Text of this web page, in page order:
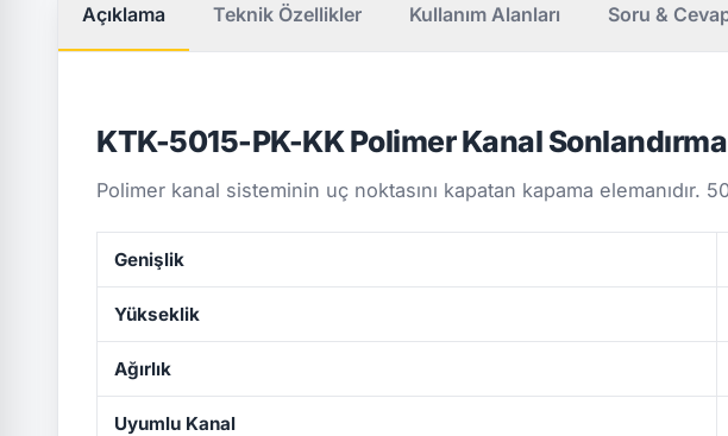
Açıklama Teknik Özellikler Kullanım Alanları Soru &
KTK-5015-PK-KK Polimer Kanal
Polimer kanal sisteminin uç noktasını kapatan kapama elemanıdır.
Genişlik
Yükseklik
Ağırlık
Uyumlu Kanal